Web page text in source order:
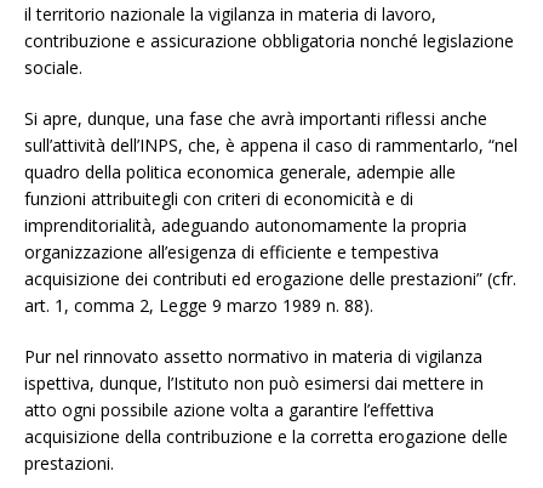
il territorio nazionale la vigilanza in materia di lavoro,
contribuzione e assicurazione obbligatoria nonché legislazione
sociale.
Si apre, dunque, una fase che avrà importanti riflessi anche
sull’attività dell’INPS, che, è appena il caso di rammentarlo, “nel
quadro della politica economica generale, adempie alle
funzioni attribuitegli con criteri di economicità e di
imprenditorialità, adeguando autonomamente la propria
organizzazione all’esigenza di efficiente e tempestiva
acquisizione dei contributi ed erogazione delle prestazioni” (cfr.
art. 1, comma 2, Legge 9 marzo 1989 n. 88).
Pur nel rinnovato assetto normativo in materia di vigilanza
ispettiva, dunque, l’Istituto non può esimersi dai mettere in
atto ogni possibile azione volta a garantire l’effettiva
acquisizione della contribuzione e la corretta erogazione delle
prestazioni.